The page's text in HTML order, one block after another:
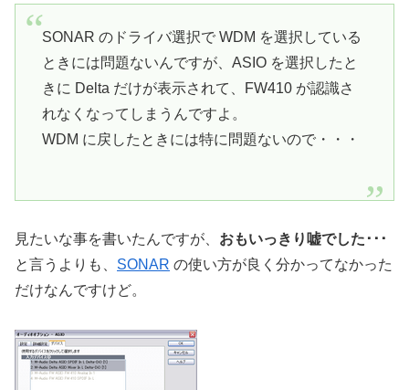
SONAR のドライバ選択で WDM を選択している
ときには問題ないんですが、ASIO を選択したと
きに Delta だけが表示されて、FW410 が認識さ
れなくなってしまうんですよ。
WDM に戻したときには特に問題ないので・・・
見たいな事を書いたんですが、 おもいっきり嘘でした･･･
と言うよりも、 SONAR の使い方が良く分かってなかった
だけなんですけど。